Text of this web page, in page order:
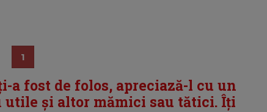
1
fost de folos, apreciază-l cu un
și altor mămici sau tătici. Îți